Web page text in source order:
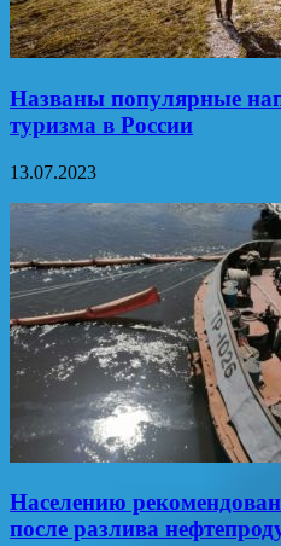
Названы популярные
туризма в России
13.07.2023
Населению
после разлива